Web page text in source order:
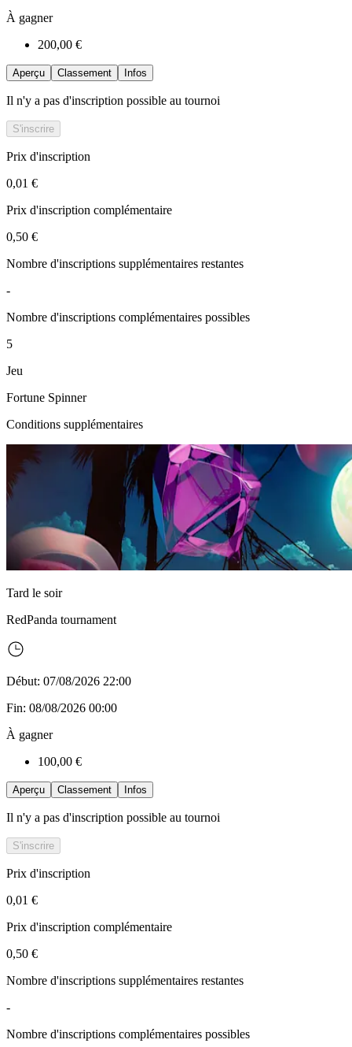
À gagner
200,00 €
Aperçu Classement Infos
Il n'y a pas d'inscription possible au tournoi
S'inscrire
Prix d'inscription
0,01 €
Prix d'inscription complémentaire
0,50 €
Nombre d'inscriptions supplémentaires restantes
-
Nombre d'inscriptions complémentaires possibles
5
Jeu
Fortune Spinner
Conditions supplémentaires
Tard le soir
RedPanda tournament
Début: 07/08/2026 22:00
Fin: 08/08/2026 00:00
À gagner
100,00 €
Aperçu Classement Infos
Il n'y a pas d'inscription possible au tournoi
S'inscrire
Prix d'inscription
0,01 €
Prix d'inscription complémentaire
0,50 €
Nombre d'inscriptions supplémentaires restantes
-
Nombre d'inscriptions complémentaires possibles